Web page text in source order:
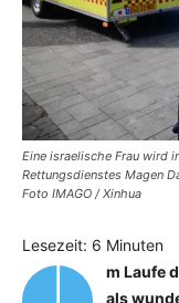
Eine israelische Frau wird
Rettungsdienstes Magen
Foto IMAGO / Xinhua
Lesezeit: 6 Minuten
m Laufe
als